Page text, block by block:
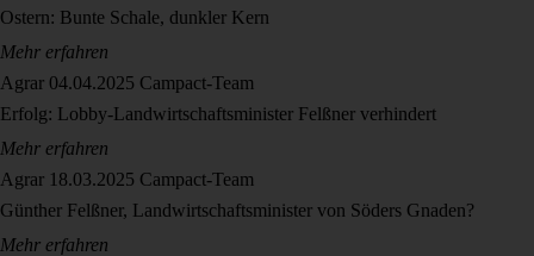
Ostern: Bunte Schale, dunkler Kern
Mehr erfahren
Agrar 04.04.2025 Campact-Team
Erfolg: Lobby-Landwirtschaftsminister Felßner verhindert
Mehr erfahren
Agrar 18.03.2025 Campact-Team
Günther Felßner, Landwirtschaftsminister von Söders Gnaden?
Mehr erfahren